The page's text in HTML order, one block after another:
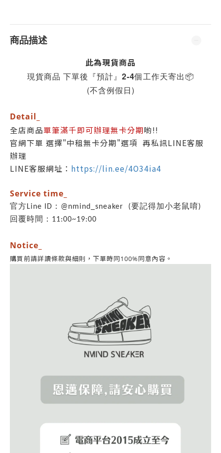
商品描述
此為現貨商品
現貨商品 下單後『預計』2-4個工作天寄出📦
(不含例假日)
Detail_
全店商品單筆滿千即可辦理無卡分期喲!!
官網下單 選擇"中租無卡分期"選項 再私訊LINE客服
辦理
LINE客服網址： https://lin.ee/4O34ia4
Service time_
官方Line ID：@nmind_sneaker (要記得加小老鼠唷)
回覆時間：11:00~19:00
Notice_
購買前請詳讀條款與細則， 下單時同100%同意內容。